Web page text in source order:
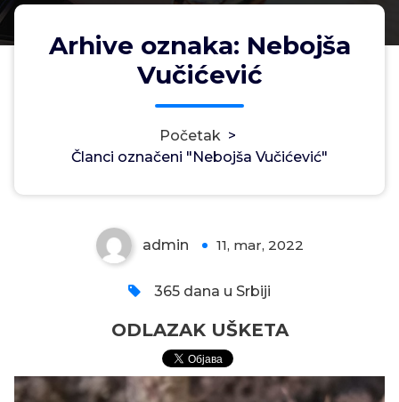
Arhive oznaka: Nebojša
Vučićević
Početak >
Članci označeni "Nebojša Vučićević"
ODLAZAK UŠKETA
admin 11, mar, 2022
365 dana u Srbiji
ODLAZAK UŠKETA